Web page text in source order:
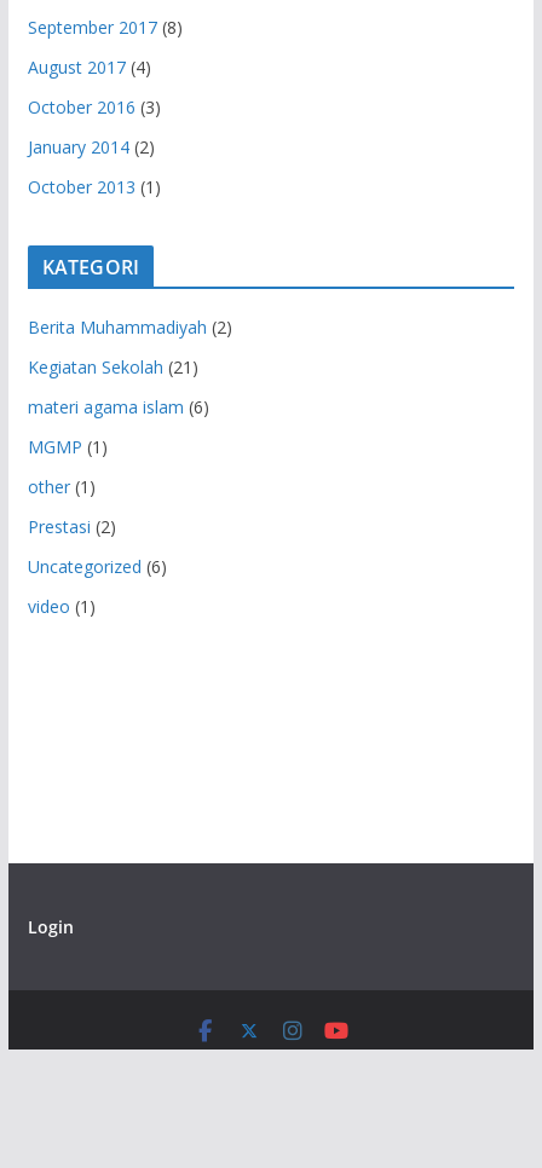
September 2017(8)
August 2017(4)
October 2016 (3)
January 2014(2)
October 2013 (1)
KATEGORI
Berita Muhammadiyah (2)
Kegiatan Sekolah (21)
materi agama islam (6)
MGMP (1)
other(1)
Prestasi (2)
Uncategorized (6)
video (1)
Login